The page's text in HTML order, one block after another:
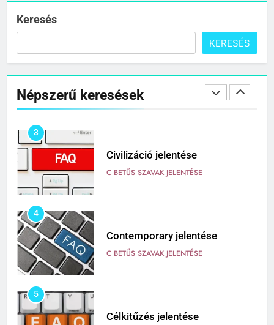
Keresés
KERESÉS
Népszerű keresések
2
Cingár jelentése
C BETŰS SZAVAK JELENTÉSE
3
Civilizáció jelentése
C BETŰS SZAVAK JELENTÉSE
4
Contemporary jelentése
C BETŰS SZAVAK JELENTÉSE
5
Célkitűzés jelentése